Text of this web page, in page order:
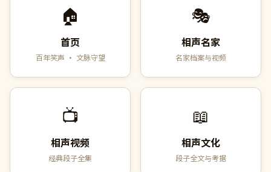
🏠
首页
百年笑声 · 文脉守望
🎭
相声名家
名家档案与视频
📺
相声视频
经典段子全集
📖
相声文化
段子全文与考据